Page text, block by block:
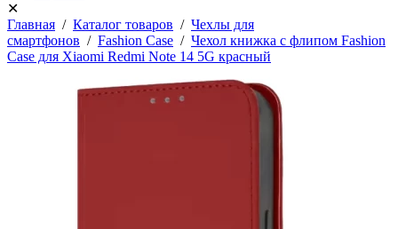
✕
Главная / Каталог товаров / Чехлы для
смартфонов / Fashion Case / Чехол книжка с флипом Fashion
Case для Xiaomi Redmi Note 14 5G красный